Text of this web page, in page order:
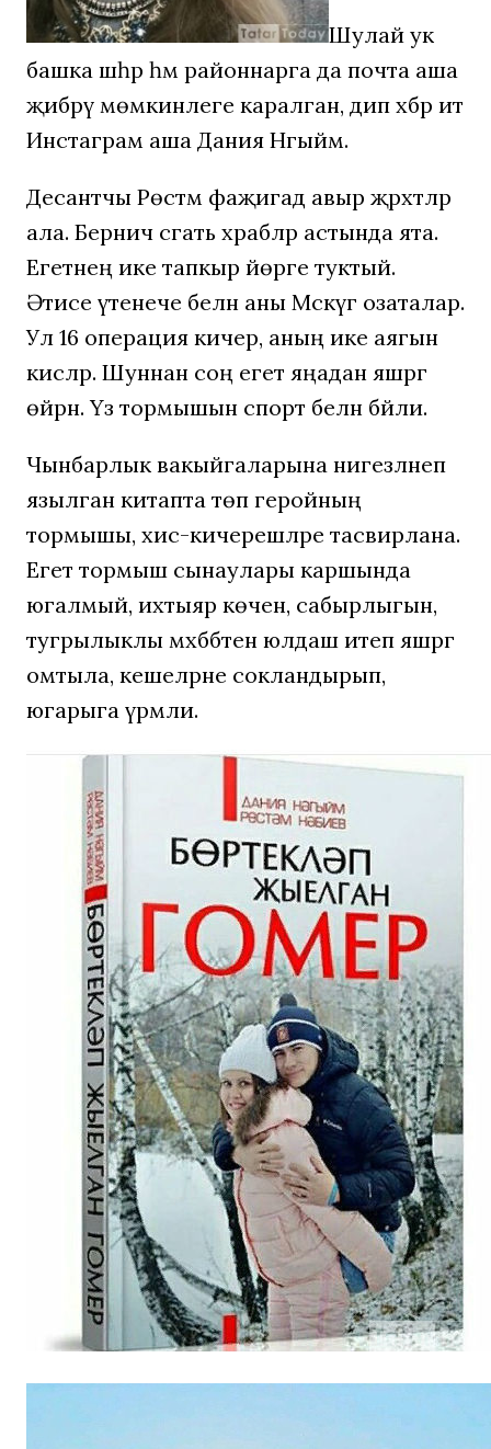
Шулай ук
башка шәһәр һәм районнарга да почта аша
җибәрү мөмкинлеге каралган, дип хәбәр итә
Инстаграм аша Дания Нәгыйм.
Десантчы Рөстәм фаҗигадә авыр җәрәхәтләр
ала. Берничә сәгать хәрабәләр астында ята.
Егетнең ике тапкыр йөрәге туктый.
Әтисе үтенече белән аны Мәскәүгә озаталар.
Ул 16 операция кичерә, аның ике аягын
кисәләр. Шуннан соң егет яңадан яшәргә
өйрәнә. Үз тормышын спорт белән бәйли.
Чынбарлык вакыйгаларына нигезләнеп
язылган китапта төп геройның
тормышы, хис-кичерешләре тасвирлана.
Егет тормыш сынаулары каршында
югалмый, ихтыяр көчен, сабырлыгын,
тугрылыклы мәхәббәтен юлдаш итеп яшәргә
омтыла, кешеләрне сокландырып,
югарыга үрмәли.